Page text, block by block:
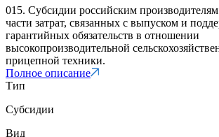
015. Субсидии российским
части затрат, связанных с выпуском и
гарантийных обязательств в отношении
высокопроизводительной
прицепной техники.
Полное описание
Тип
Субсидии
Вид